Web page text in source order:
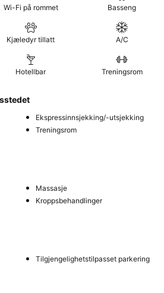
Wi-Fi på rommet Basseng
Kjæledyr tillatt A/C
Hotellbar Treningsrom
Ekspressinnsjekking/-utsjekking
Treningsrom
Massasje
Kroppsbehandlinger
Tilgjengelighetstilpasset parkering